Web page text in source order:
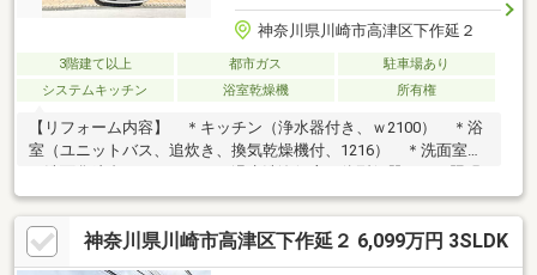
神奈川県川崎市高津区下作延２
3階建て以上 都市ガス
駐車場あり
システムキッチン
浴室乾燥機 所有権
【リフォーム内容】 ＊キッチン（浄水器付き、ｗ2100） ＊浴
室（ユニットバス、追炊き、換気乾燥機付、1216） ＊洗面室
器具、建具、給湯器、etc. ＊フローリング貼、フロアタイル
貼 ＊壁、天井、クロス貼 ＊外壁、屋根塗装【物件ご案内】
＊ゆとりの室内、全居室6帖以上です ＊2階にキチンと水周り、
「洗う・干す」が同じフロア完結です ・まいばすけっと160
神奈川県川崎市高津区下作延２ 6,099万円 3SLDK